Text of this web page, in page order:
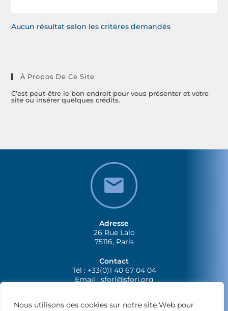
Nous utilisons des cookies sur notre site Web pour
Aucun résultat selon les critères demandés
À Propos De Ce Site
C’est peut-être le bon endroit pour vous présenter et votre
site ou insérer quelques crédits.
Adresse
26 Rue Lalo
75116, Paris
Contact
Tél : +33(0)1 40 67 04 04
Email :sforl@sforl.org